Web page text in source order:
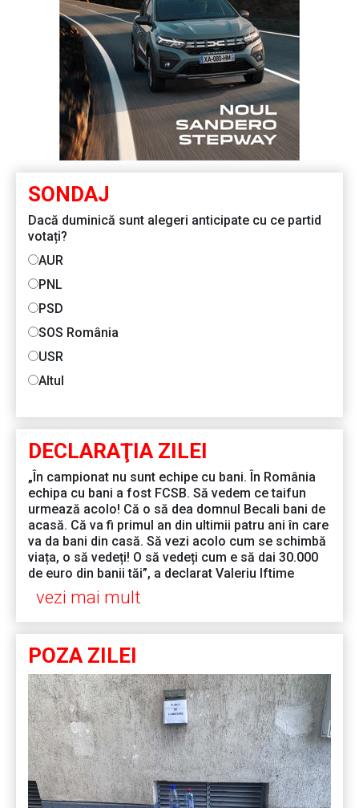
SONDAJ
Dacă duminică sunt alegeri anticipate cu ce partid
votați?
AUR
PNL
PSD
SOS România
USR
Altul
DECLARAŢIA ZILEI
„În campionat nu sunt echipe cu bani. În România
echipa cu bani a fost FCSB. Să vedem ce taifun
urmează acolo! Că o să dea domnul Becali bani de
acasă. Că va fi primul an din ultimii patru ani în care
va da bani din casă. Să vezi acolo cum se schimbă
viața, o să vedeți! O să vedeți cum e să dai 30.000
de euro din banii tăi”, a declarat Valeriu Iftime
vezi mai mult
POZA ZILEI